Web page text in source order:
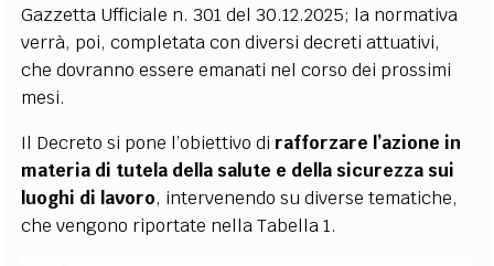
Gazzetta Ufficiale n. 301 del 30.12.2025; la normativa
verrà, poi, completata con diversi decreti attuativi,
che dovranno essere emanati nel corso dei prossimi
mesi.
Il Decreto si pone l’obiettivo di rafforzare l’azione in
materia di tutela della salute e della sicurezza sui
luoghi di lavoro, intervenendo su diverse tematiche,
che vengono riportate nellaTabella 1.